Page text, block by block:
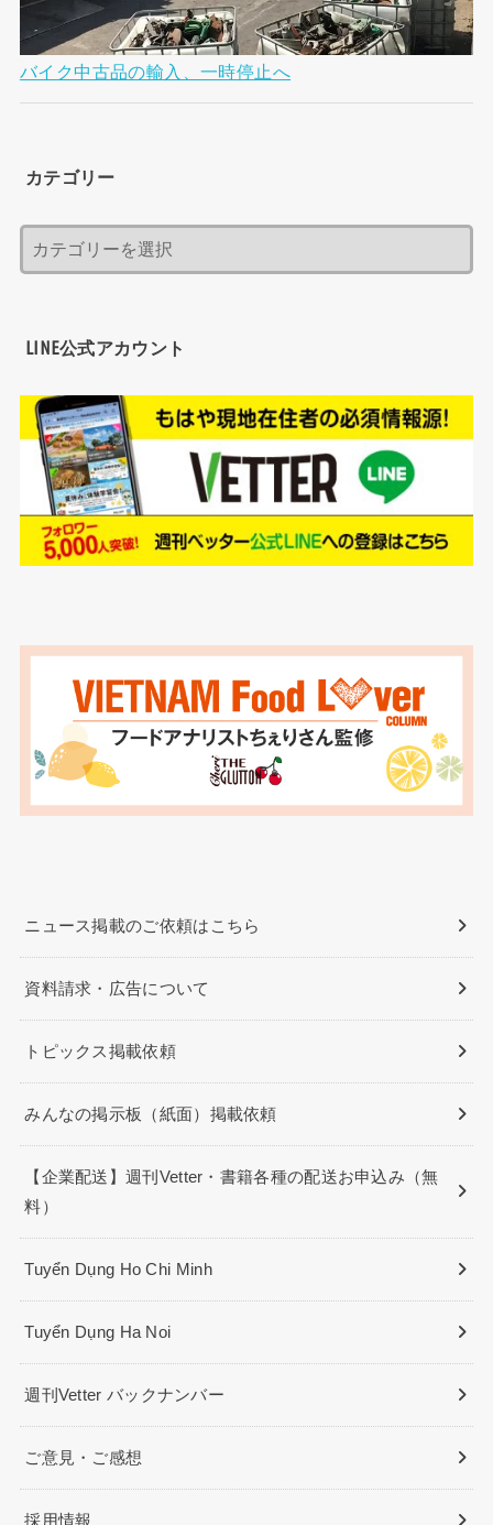
バイク中古品の輸入、一時停止へ
カテゴリー
LINE公式アカウント
ニュース掲載のご依頼はこちら
資料請求・広告について
トピックス掲載依頼
みんなの掲示板（紙面）掲載依頼
【企業配送】週刊Vetter・書籍各種の配送お申込み（無
料）
Tuyển Dụng Ho Chi Minh
Tuyển Dụng Ha Noi
週刊Vetter バックナンバー
ご意見・ご感想
採用情報